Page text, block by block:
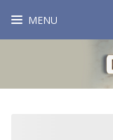
MENU